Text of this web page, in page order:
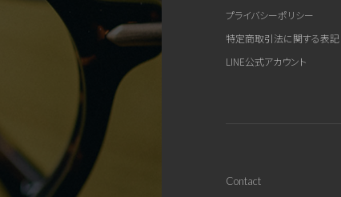
プライバシーポリシー
特定商取引法に関する表記
LINE公式アカウント
Contact